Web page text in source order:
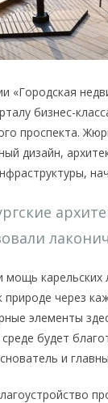
«Городская
бизнес-
проспекта.
дизайн,
мощь
природе через
элементы
среде будет
и